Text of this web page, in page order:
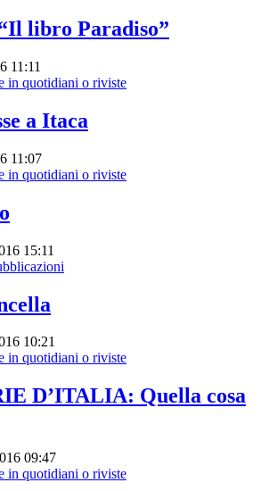
libro Paradiso”
11:11
in quotidiani o riviste
a Itaca
11:07
in quotidiani o riviste
15:11
10:21
in quotidiani o riviste
D’ITALIA: Quella cosa
09:47
in quotidiani o riviste